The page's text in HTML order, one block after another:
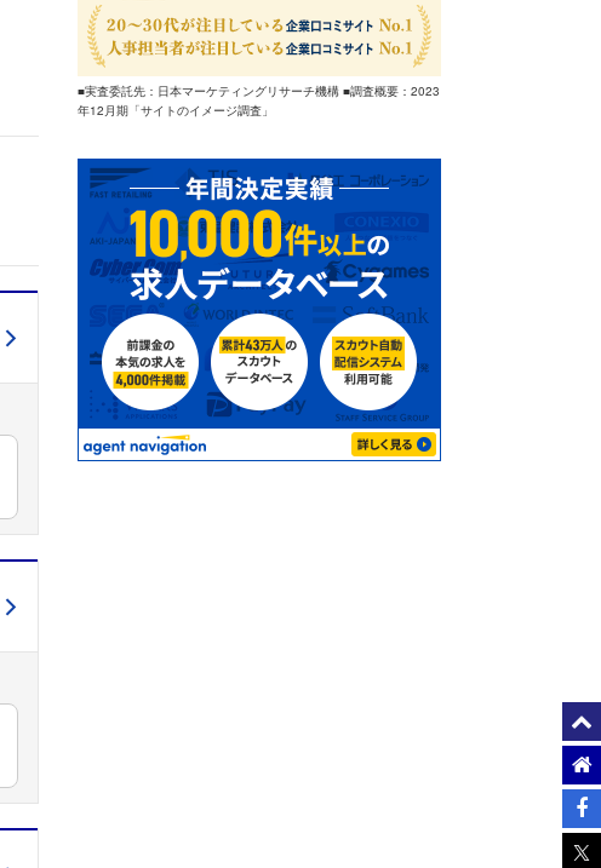
■実査委託先：日本マーケティングリサーチ機構 ■調査概要：2023
年12月期「サイトのイメージ調査」